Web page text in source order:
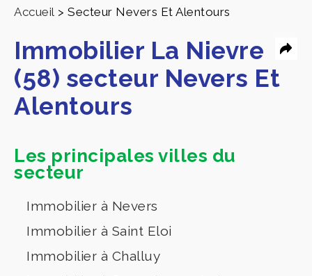
Accueil > Secteur Nevers Et Alentours
Immobilier La Nievre
(58) secteur Nevers Et
Alentours
Les principales villes du
secteur
Immobilier à Nevers
Immobilier à Saint Eloi
Immobilier à Challuy